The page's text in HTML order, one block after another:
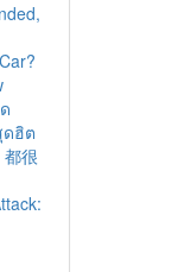
ฮิต
很